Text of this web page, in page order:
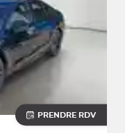
PRENDRE RDV